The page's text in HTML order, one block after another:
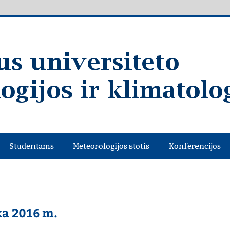
Studentams Meteorologijos stotis Konferencijos
2016 m.